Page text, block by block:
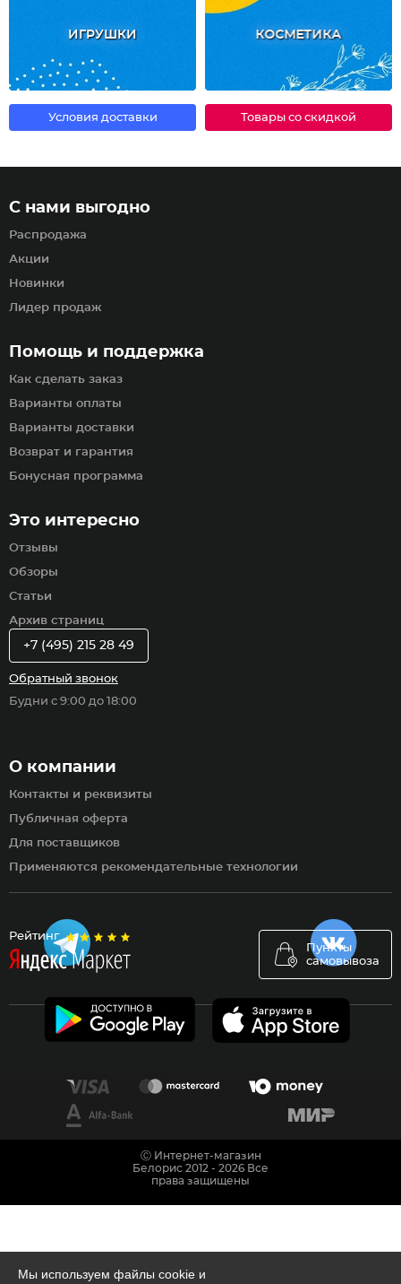
ИГРУШКИ КОСМЕТИКА
Условия доставки Товары со скидкой
Рейтинг
Пункты
самовывоза
Помощь и поддержка
Как сделать заказ
Варианты оплаты
Варианты доставки
Возврат и гарантия
Бонусная программа
С нами выгодно
Распродажа
Акции
Новинки
Лидер продаж
Это интересно
Отзывы
Обзоры
Статьи
Архив страниц
О компании
Контакты и реквизиты
Публичная оферта
Для поставщиков
Применяются рекомендательные технологии
+7 (495) 215 28 49
Обратный звонок
Будни с 9:00 до 18:00
Мы используем файлы cookie и
Ⓒ Интернет-магазин
Белорис 2012 - 2026 Все
права защищены